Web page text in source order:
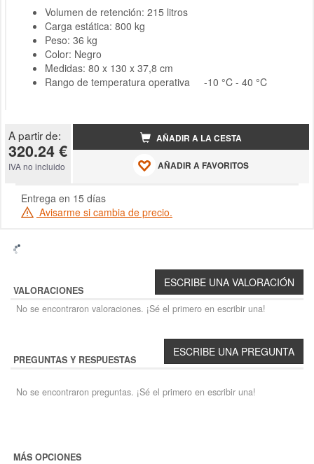
Volumen de retención: 215 litros
Carga estática: 800 kg
Peso: 36 kg
Color: Negro
Medidas: 80 x 130 x 37,8 cm
Rango de temperatura operativa -10 °C - 40 °C
A partir de:
320.24 €
IVA no incluido
AÑADIR A LA CESTA
AÑADIR A FAVORITOS
Entrega en 15 días
Avisarme si cambia de precio.
VALORACIONES
No se encontraron valoraciones. ¡Sé el primero en escribir una!
PREGUNTAS Y RESPUESTAS
No se encontraron preguntas. ¡Sé el primero en escribir una!
MÁS OPCIONES